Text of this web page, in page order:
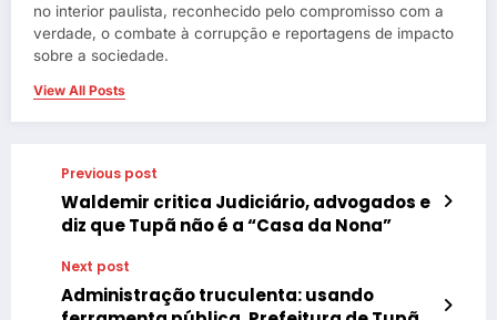
no interior paulista, reconhecido pelo compromisso com a
verdade, o combate à corrupção e reportagens de impacto
sobre a sociedade.
View All Posts
Previous post
Waldemir critica Judiciário, advogados e
diz que Tupã não é a “Casa da Nona”
Next post
Administração truculenta: usando